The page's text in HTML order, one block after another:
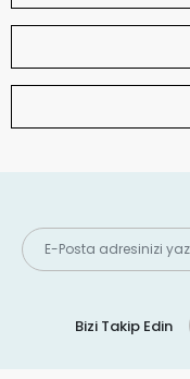
Bizi Takip Edin